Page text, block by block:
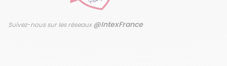
Suivez-nous sur les réseaux@IntexFrance